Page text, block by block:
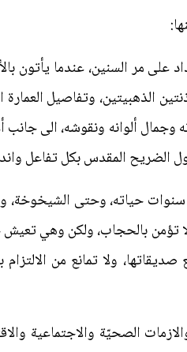
على مر السنين، عندما
الذهبيتين، وتفاصيل العمارة
ألوانه ونقوشه، الى جانب
الضريح المقدس بكل تفاعل
حياته، وحتى الشيخوخة،
لا تؤمن بالحجاب، ولكن وهي
ولا تمانع من
الصحيّة والاجتماعية